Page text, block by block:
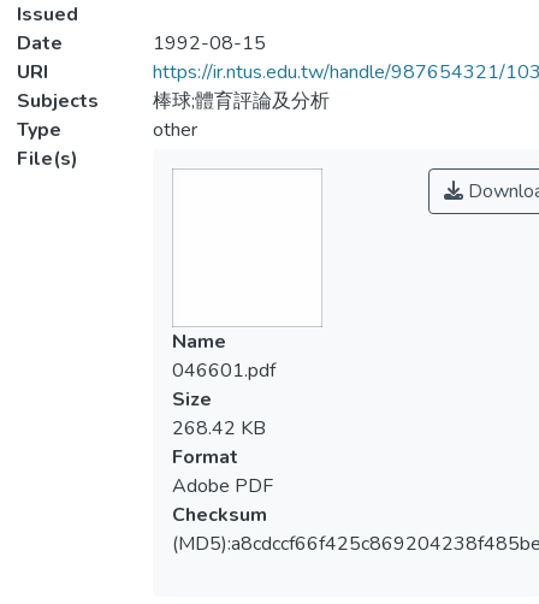
Issued
Date
1992-08-15
URI
https://ir.ntus.edu.tw/handle/987654321/
Subjects
棒球;體育評論及分析
Type
other
File(s)
Name
046601.pdf
Size
268.42 KB
Format
Adobe PDF
Checksum